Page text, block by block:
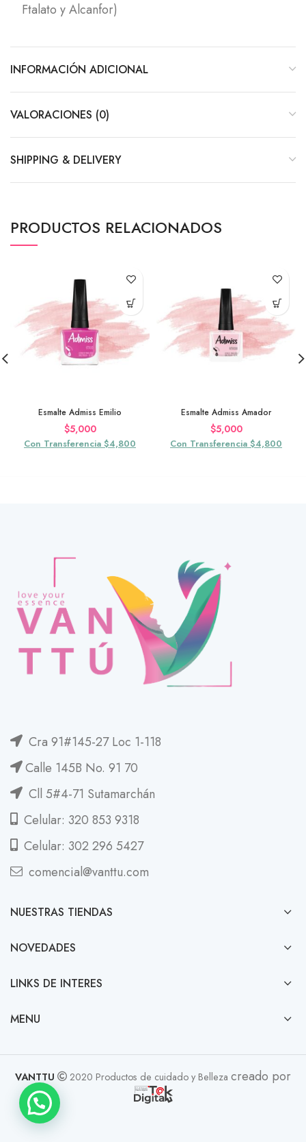
Ftalato y Alcanfor)
INFORMACIÓN ADICIONAL
VALORACIONES (0)
SHIPPING & DELIVERY
PRODUCTOS RELACIONADOS
Esmalte Admiss Emilio
$5,000
Con Transferencia $4,800
Esmalte Admiss Amador
$5,000
Con Transferencia $4,800
Cra 91#145-27 Loc 1-118
Calle 145B No. 91 70
Cll 5#4-71 Sutamarchán
Celular: 320 853 9318
Celular: 302 296 5427
comencial@vanttu.com
NUESTRAS TIENDAS
NOVEDADES
LINKS DE INTERES
MENU
VANTTU 2020 Productos de cuidado y Belleza creado por